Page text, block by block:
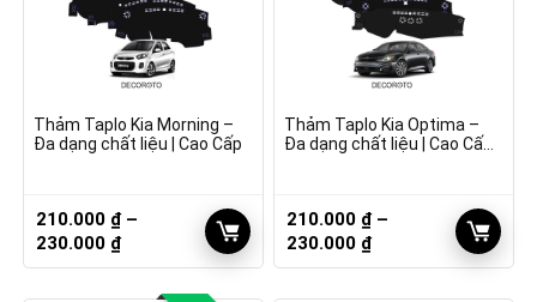
Thảm Taplo Kia Morning –
Đa dạng chất liệu | Cao Cấp
210.000 ₫ –
230.000 ₫Khoảng
giá:
Thảm Taplo Kia Optima –
Đa dạng chất liệu | Cao Cấp,
210.000 ₫ –
230.000 ₫Khoảng
giá: